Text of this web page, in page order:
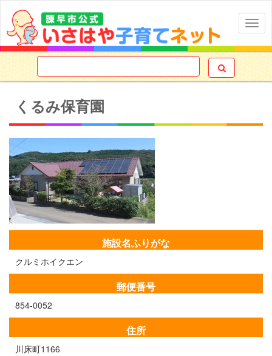

くるみ保育園
施設名ふりがな
クルミホイクエン
郵便番号
854-0052
住所
川床町1166